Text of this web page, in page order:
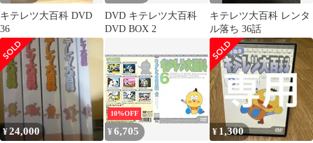
キテレツ大百科 DVD
36
DVD キテレツ大百科
DVD BOX 2
キテレツ大百科 レンタ
ル落ち 36話
¥24,000
10%OFF
¥6,705 ¥ 1,300